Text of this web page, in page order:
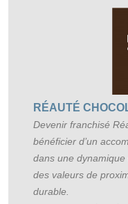
RÉAUTÉ
Devenir franchisé
bénéficier d’un
dans une
des valeurs de
durable.